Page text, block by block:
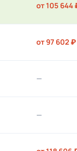
от 105 644
от 97 602 ₽
—
—